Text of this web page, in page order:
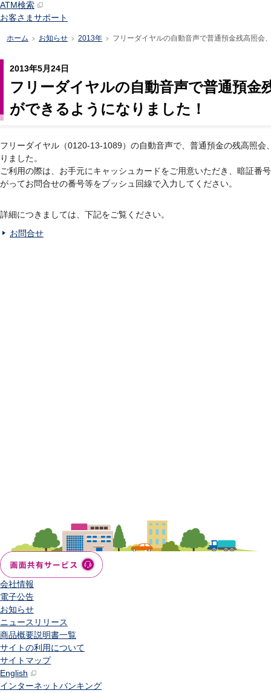
ATM検索
お客さまサポート
ホーム >お知らせ >2013年 フリーダイヤルの自動音声で普通預金残高照会
2013年5月24日
フリーダイヤルの自動音声で普通預金
ができるようになりました！
フリーダイヤル（0120-13-1089）の自動音声で、普通預金の残高照
りました。
ご利用の際は、お手元にキャッシュカードをご用意いただき、暗証番
がってお問合せの番号等をプッシュ回線で入力してください。
詳細につきましては、下記をご覧ください。
お問合せ
会社情報
電子公告
お知らせ
ニュースリリース
商品概要説明書一覧
サイトの利用について
サイトマップ
English
インターネットバンキング